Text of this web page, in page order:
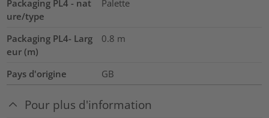
Packaging PL4 - nat
ure/type
Palette
Packaging PL4- Larg
eur (m)
0.8 m
Pays d'origine GB
Pour plus d'information